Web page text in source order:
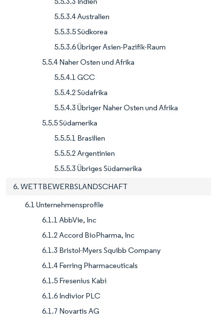
5.5.3.4 Australien
5.5.3.5 Südkorea
5.5.3.6 Übriger Asien-Pazifik-Raum
5.5.4 Naher Osten und Afrika
5.5.4.1 GCC
5.5.4.2 Südafrika
5.5.4.3 Übriger Naher Osten und Afrika
5.5.5 Südamerika
5.5.5.1 Brasilien
5.5.5.2 Argentinien
5.5.5.3 Übriges Südamerika
6. WETTBEWERBSLANDSCHAFT
6.1 Unternehmensprofile
6.1.1 AbbVie, Inc
6.1.2 Accord BioPharma, Inc
6.1.3 Bristol-Myers Squibb Company
6.1.4 Ferring Pharmaceuticals
6.1.5 Fresenius Kabi
6.1.6 Indivior PLC
6.1.7 Novartis AG